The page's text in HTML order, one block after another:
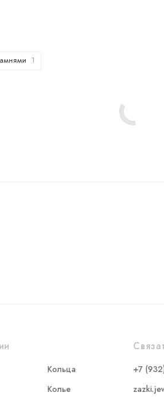
1
Кольца
Колье
+7